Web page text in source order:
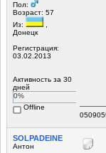
Пол:
Возраст: 57
Из:
,
Донецк
Регистрация:
03.02.2013
Активность за 30
дней
0%
Offline
SOLPADEINE
Антон